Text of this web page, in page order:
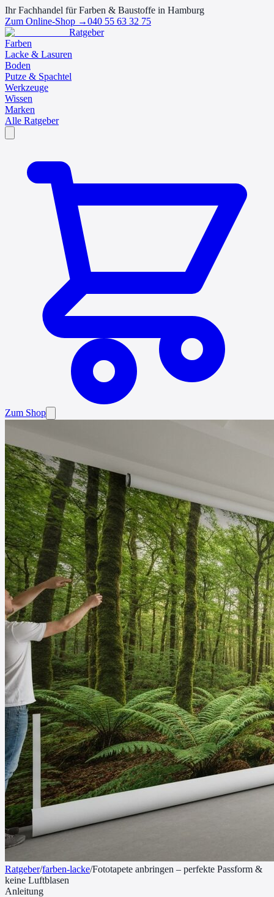
Ihr Fachhandel für Farben & Baustoffe in Hamburg
Zum Online-Shop →040 55 63 32 75
Ratgeber
Farben
Lacke & Lasuren
Boden
Putze & Spachtel
Werkzeuge
Wissen
Marken
Alle Ratgeber
Zum Shop
Ratgeber/farben-lacke/Fototapete anbringen – perfekte Passform &
keine Luftblasen
Anleitung